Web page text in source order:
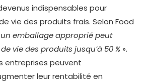
indispensables pour
vie des produits frais. Selon Food
un emballage approprié peut
vie des produits jusqu’à 50 % ».
entreprises peuvent
leur rentabilité en